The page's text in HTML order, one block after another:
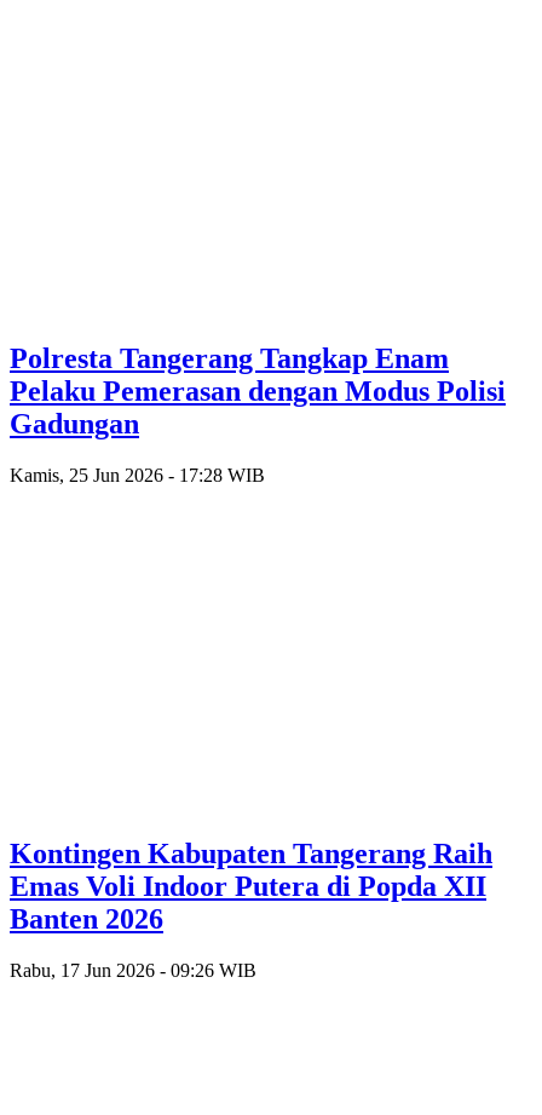
Polresta Tangerang Tangkap Enam
Pelaku Pemerasan dengan Modus Polisi
Gadungan
Kamis, 25 Jun 2026 - 17:28 WIB
Kontingen Kabupaten Tangerang Raih
Emas Voli Indoor Putera di Popda XII
Banten 2026
Rabu, 17 Jun 2026 - 09:26 WIB